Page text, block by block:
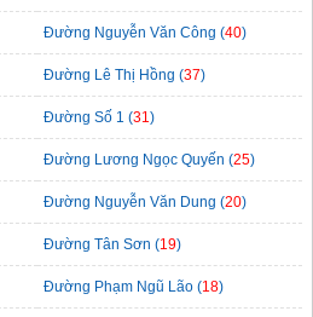
Đường Nguyễn Văn Công (40)
Đường Lê Thị Hồng (37)
Đường Số 1 (31)
Đường Lương Ngọc Quyến (25)
Đường Nguyễn Văn Dung (20)
Đường Tân Sơn (19)
Đường Phạm Ngũ Lão (18)